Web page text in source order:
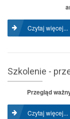
Czytaj więcej...
Szkolenie -
Przegląd
Czytaj więcej...